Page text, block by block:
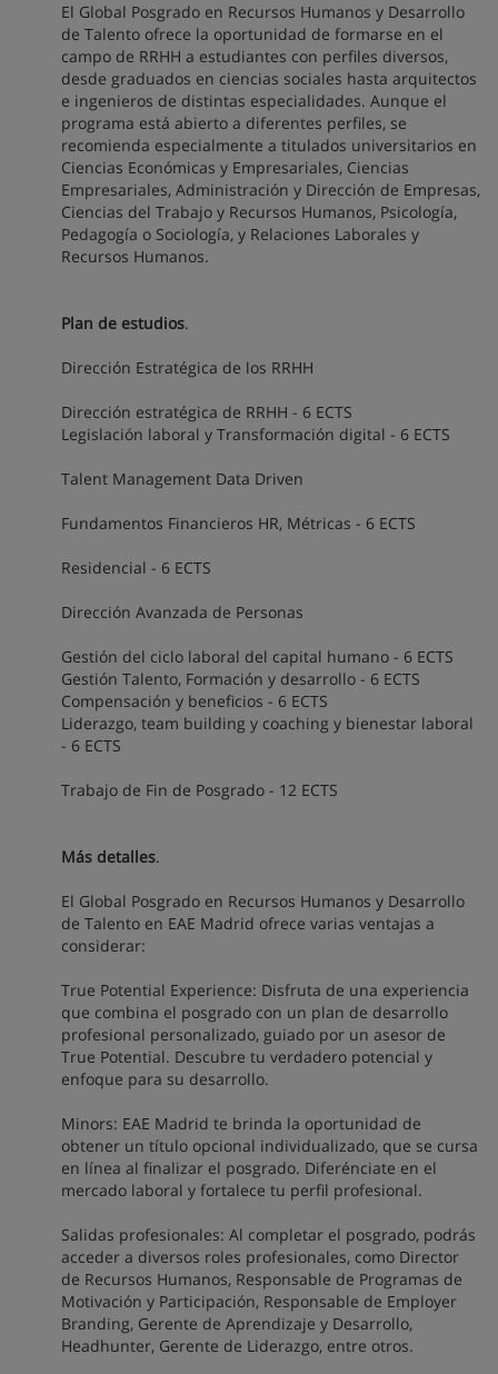
El Global Posgrado en Recursos Humanos y Desarrollo
de Talento ofrece la oportunidad de formarse en el
campo de RRHH a estudiantes con perfiles diversos,
desde graduados en ciencias sociales hasta arquitectos
e ingenieros de distintas especialidades. Aunque el
programa está abierto a diferentes perfiles, se
recomienda especialmente a titulados universitarios en
Ciencias Económicas y Empresariales, Ciencias
Empresariales, Administración y Dirección de Empresas,
Ciencias del Trabajo y Recursos Humanos, Psicología,
Pedagogía o Sociología, y Relaciones Laborales y
Recursos Humanos.
Plan de estudios.
Dirección Estratégica de los RRHH
Dirección estratégica de RRHH - 6 ECTS
Legislación laboral y Transformación digital - 6 ECTS
Talent Management Data Driven
Fundamentos Financieros HR, Métricas - 6 ECTS
Residencial - 6 ECTS
Dirección Avanzada de Personas
Gestión del ciclo laboral del capital humano - 6 ECTS
Gestión Talento, Formación y desarrollo - 6 ECTS
Compensación y beneficios - 6 ECTS
Liderazgo, team building y coaching y bienestar laboral
- 6 ECTS
Trabajo de Fin de Posgrado - 12 ECTS
Más detalles.
El Global Posgrado en Recursos Humanos y Desarrollo
de Talento en EAE Madrid ofrece varias ventajas a
considerar:
True Potential Experience: Disfruta de una experiencia
que combina el posgrado con un plan de desarrollo
profesional personalizado, guiado por un asesor de
True Potential. Descubre tu verdadero potencial y
enfoque para su desarrollo.
Minors: EAE Madrid te brinda la oportunidad de
obtener un título opcional individualizado, que se cursa
en línea al finalizar el posgrado. Diferénciate en el
mercado laboral y fortalece tu perfil profesional.
Salidas profesionales: Al completar el posgrado, podrás
acceder a diversos roles profesionales, como Director
de Recursos Humanos, Responsable de Programas de
Motivación y Participación, Responsable de Employer
Branding, Gerente de Aprendizaje y Desarrollo,
Headhunter, Gerente de Liderazgo, entre otros.